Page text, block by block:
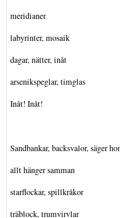
meridianer
labyrinter, mosaik
dagar, nätter, inåt
arsenikspeglar, timglas
Inåt! Inåt!
Sandbankar, backsvalor, säger
allt hänger samman
starflockar, spillkråkor
träblock, trumvirvlar